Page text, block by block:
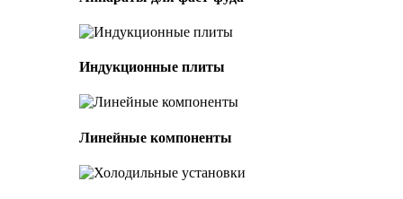
Индукционные плиты
Линейные компоненты